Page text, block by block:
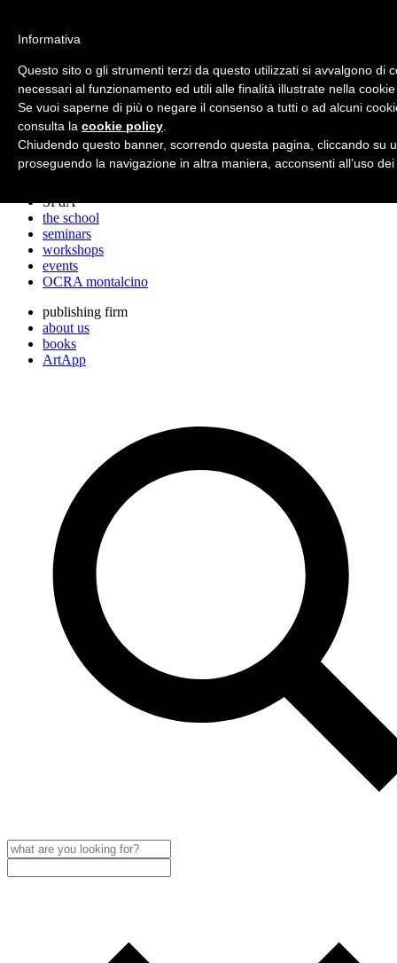
archos
the studio
projects
lectures
press cuttings
SPdA
the school
seminars
workshops
events
OCRA montalcino
publishing firm
about us
books
ArtApp
Informativa
Questo sito o gli strumenti terzi da questo utilizzati si avvalgono di
necessari al funzionamento ed utili alle finalità illustrate nella
Se vuoi saperne di più o negare il consenso a tutti o ad alcuni
consulta la cookie policy
Chiudendo questo banner, scorrendo questa pagina, cliccando su
proseguendo la navigazione in altra maniera, acconsenti all’uso